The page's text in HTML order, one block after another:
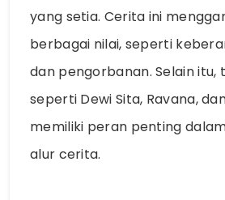
yang setia. Cerita ini
berbagai nilai, seperti
dan pengorbanan. Selain
seperti Dewi Sita, Ravana,
memiliki peran penting
alur cerita.